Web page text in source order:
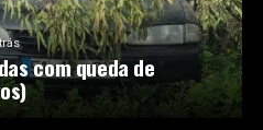
com queda de